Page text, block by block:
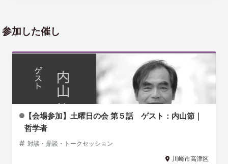
参加した催し
【会場参加】土曜日の会 第５話 ゲスト：内山節｜
哲学者
対談・鼎談・トークセッション
川崎市高津区